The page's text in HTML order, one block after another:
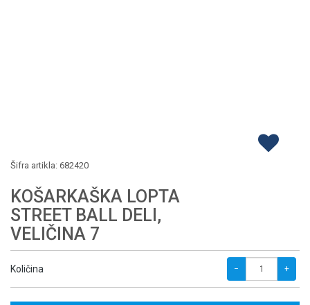
Šifra artikla: 682420
KOŠARKAŠKA LOPTA
STREET BALL DELI,
VELIČINA 7
Količina − +